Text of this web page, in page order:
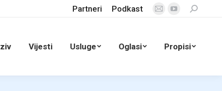
Partneri Podkast
E-
opens
new
YouTube
in
window
Search:
Vijesti Usluge Oglasi Propisi